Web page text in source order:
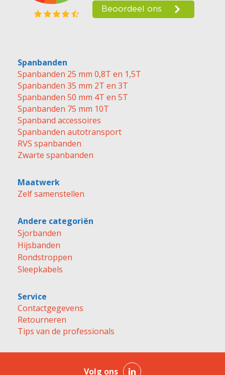
Spanbanden
Spanbanden 25 mm 0,8T en 1,5T
Spanbanden 35 mm 2T en 3T
Spanbanden 50 mm 4T en 5T
Spanbanden 75 mm 10T
Spanband accessoires
Spanbanden autotransport
RVS spanbanden
Zwarte spanbanden
Maatwerk
Zelf samenstellen
Andere categoriën
Sjorbanden
Hijsbanden
Rondstroppen
Sleepkabels
Service
Contactgegevens
Retourneren
Tips van de professionals
Volg ons